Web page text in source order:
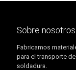
Sobre nosotros
Fabricamos
para el transporte
soldadura.